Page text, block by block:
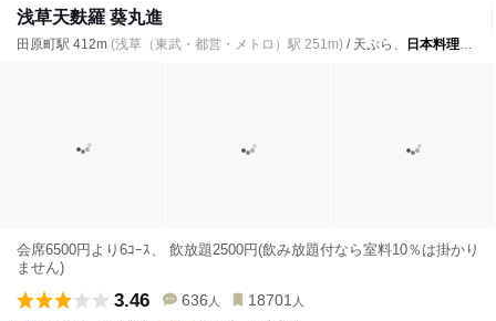
浅草天麩羅 葵丸進
田原町駅 412m (浅草（東武・都営・メトロ）駅 251m) / 天ぷら、 日本料理、天
会席6500円より6ｺｰｽ、 飲放題2500円(飲み放題付なら室料10％は掛かり
ません)
3.46 636 人 18701 人